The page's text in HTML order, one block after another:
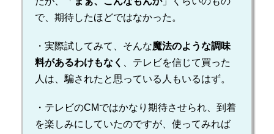
で、期待したほどではなかった。
・実際試してみて、そんな魔法のような調味
料があるわけもなく
、テレビを信じて買った
人は、騙されたと思っている人もいるはず。
・テレビのCMではかなり期待させられ、到着
を楽しみにしていたのですが、使ってみれば